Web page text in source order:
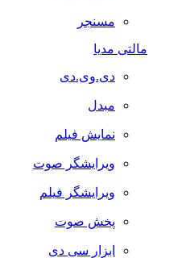
مسنجر
مالتی مدیا
دی.وی.دی
مبدل
نمایش فیلم
ویرایشگر صوت
ویرایشگر فیلم
پخش صوت
ابزار سی دی